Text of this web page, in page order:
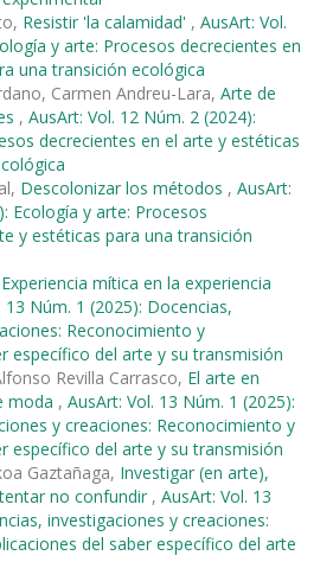
Resistir 'la calamidad' , AusArt: Vol.
y arte: Procesos decrecientes en
una transición ecológica
Carmen Andreu-Lara, Arte de
, AusArt: Vol. 12 Núm. 2 (2024):
decrecientes en el arte y estéticas
Descolonizar los métodos , AusArt:
Ecología y arte: Procesos
y estéticas para una transición
Experiencia mítica en la experiencia
13 Núm. 1 (2025): Docencias,
Reconocimiento y
específico del arte y su transmisión
Revilla Carrasco, El arte en
moda , AusArt: Vol. 13 Núm. 1 (2025):
y creaciones: Reconocimiento y
específico del arte y su transmisión
Gaztañaga, Investigar (en arte),
no confundir , AusArt: Vol. 13
investigaciones y creaciones:
del saber específico del arte